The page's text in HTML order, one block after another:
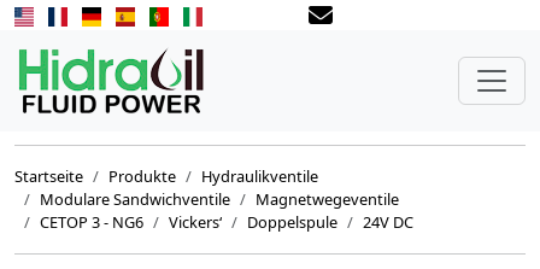
Startseite Produkte
Hydraulikventile
Modulare Sandwichventile
Magnetwegeventile
CETOP 3 - NG6
Vickers‘ Doppelspule 24V DC